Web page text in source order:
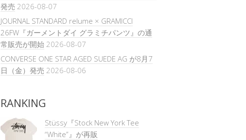
発売 2026-08-07
JOURNAL STANDARD relume × GRAMICCI
26FW『ガーメントダイ グラミチパンツ』の通
常販売が開始 2026-08-07
CONVERSE ONE STAR AGED SUEDE AG が8月7
日（金）発売 2026-08-06
RANKING
Stüssy『Stock New York Tee
“White”』が再販